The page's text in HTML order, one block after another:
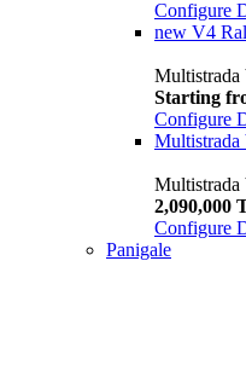
Configure
new V4
Starting
Configure
Multistrada
Multistrada
2,090,000
Configure
Panigale